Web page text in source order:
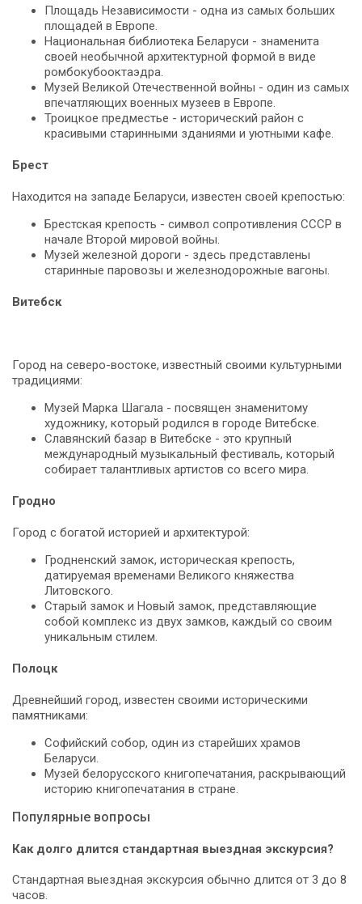
Площадь Независимости - одна из самых больших
площадей в Европе.
Национальная библиотека Беларуси - знаменита
своей необычной архитектурной формой в виде
ромбокубооктаэдра.
Музей Великой Отечественной войны - один из самых
впечатляющих военных музеев в Европе.
Троицкое предместье - исторический район с
красивыми старинными зданиями и уютными кафе.
Брест
Находится на западе Беларуси, известен своей крепостью:
Брестская крепость - символ сопротивления СССР в
начале Второй мировой войны.
Музей железной дороги - здесь представлены
старинные паровозы и железнодорожные вагоны.
Витебск
Город на северо-востоке, известный своими культурными
традициями:
Музей Марка Шагала - посвящен знаменитому
художнику, который родился в городе Витебске.
Славянский базар в Витебске - это крупный
международный музыкальный фестиваль, который
собирает талантливых артистов со всего мира.
Гродно
Город с богатой историей и архитектурой:
Гродненский замок, историческая крепость,
датируемая временами Великого княжества
Литовского.
Старый замок и Новый замок, представляющие
собой комплекс из двух замков, каждый со своим
уникальным стилем.
Полоцк
Древнейший город, известен своими историческими
памятниками:
Софийский собор, один из старейших храмов
Беларуси.
Музей белорусского книгопечатания, раскрывающий
историю книгопечатания в стране.
Популярные вопросы
Как долго длится стандартная выездная экскурсия?
Стандартная выездная экскурсия обычно длится от 3 до 8
часов.